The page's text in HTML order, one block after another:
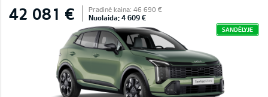
42 081 € Pradinė kaina: 46 690 €
Nuolaida: 4 609 €
SANDĖLYJE